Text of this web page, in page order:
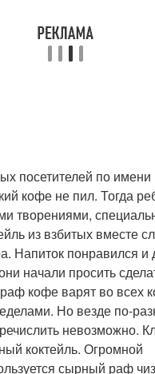
посетителей по
кофе не пил. Тогда
творениями,
из взбитых вместе
Напиток понравился и
начали просить
кофе варят во всех
Но везде по-
невозможно.
коктейль. Огромной
сырный раф